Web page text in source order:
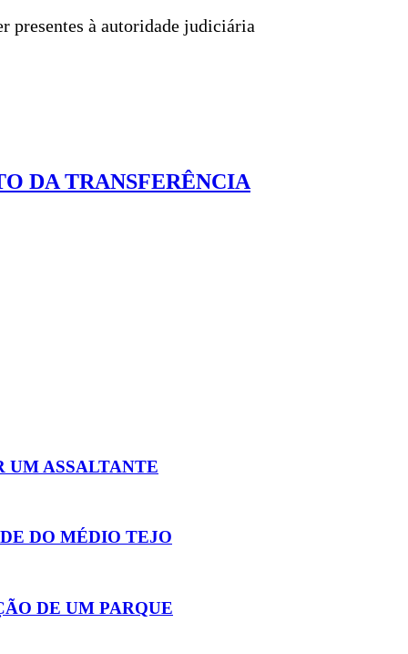
presentes à autoridade judiciária
DA TRANSFERÊNCIA
UM ASSALTANTE
DO MÉDIO TEJO
DE UM PARQUE